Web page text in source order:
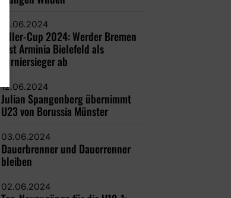
18.06.2024
Adler-Cup 2024: Werder Bremen
löst Arminia Bielefeld als
Turniersieger ab
12.06.2024
Julian Spangenberg übernimmt
U23 von Borussia Münster
03.06.2024
Dauerbrenner und Dauerrenner
bleiben
02.06.2024